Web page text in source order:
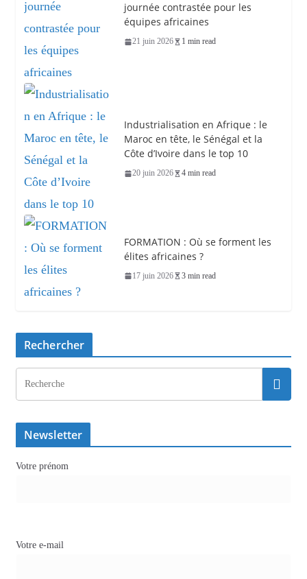
journée contrastée pour les
équipes africaines
21 juin 2026 1 min read
Industrialisation en Afrique : le
Maroc en tête, le Sénégal et la
Côte d’Ivoire dans le top 10
20 juin 2026 4 min read
FORMATION : Où se forment les
élites africaines ?
17 juin 2026 3 min read
Rechercher
Newsletter
Votre prénom
Votre e-mail